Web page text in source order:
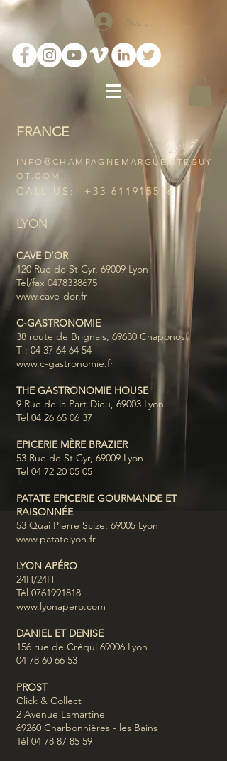
Accedi
FRANCE
INFO@CHAMPAGNEMARGUERITEGUY
OT.COM
CALL US: +33 611915516
LYON
CAVE D’OR
120 Rue de St Cyr, 69009 Lyon
Tél/fax0478338675
www.cave-dor.fr
C-GASTRONOMIE
38 route de Brignais, 69630 Chaponost
T : 04 37 64 64 54
www.c-gastronomie.fr
THE GASTRONOMIE HOUSE
9 Rue de la Part-Dieu, 69003 Lyon
Tél 04 26 65 06 37
EPICERIE MÈRE BRAZIER
53 Rue de St Cyr, 69009 Lyon
Tél 04 72 20 05 05
PATATE EPICERIE GOURMANDE ET
RAISONNÉE
53 Quai Pierre Scize, 69005 Lyon
www.patatelyon.fr
LYON APÉRO
24H/24H
Tél 0761991818
www.lyonapero.com
DANIEL ET DENISE
156 rue de Créqui 69006 Lyon
04 78 60 66 53
PROST
Click & Collect
2 Avenue Lamartine
69260 Charbonnières - les Bains
Tél 04 78 87 85 59